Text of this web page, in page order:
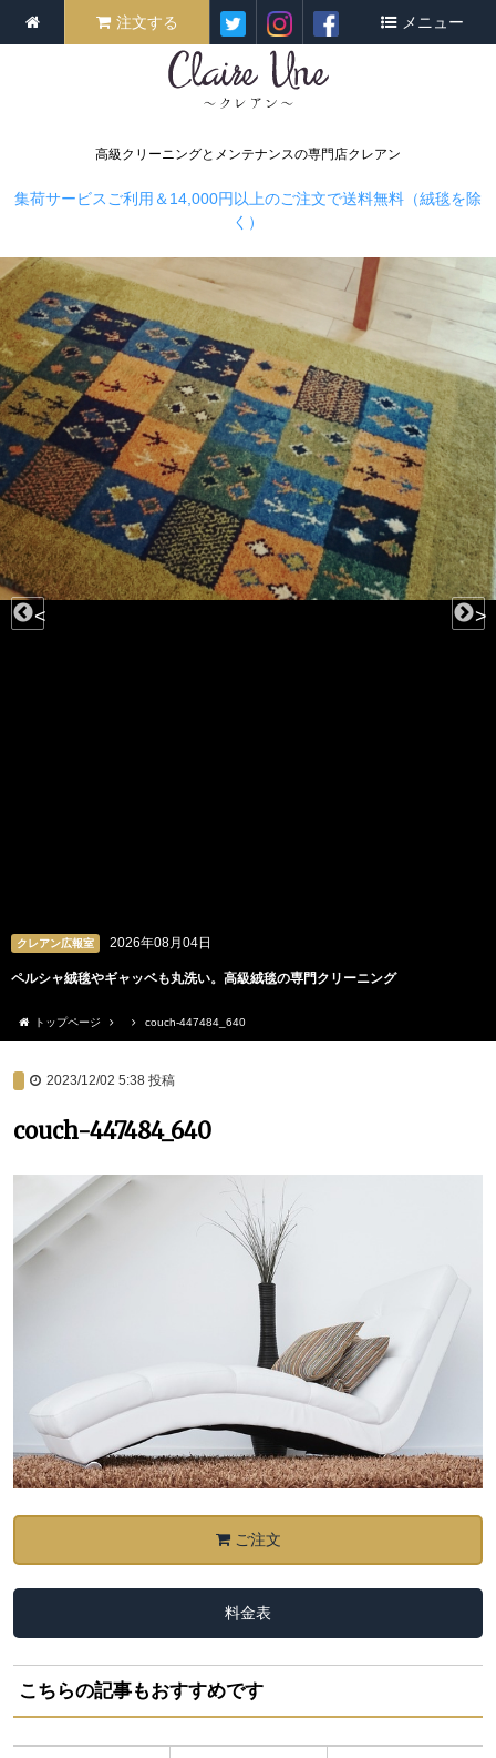
高級クリーニングとメンテナンスの専門店クレアン
注文する メニュー
集荷サービスご利用＆14,000円以上のご注文で送料無料（絨毯を除
く）
クレアン広報室 2026年08月04日
ペルシャ絨毯やギャッベも丸洗い。高級絨毯の専門クリーニング
< >
トップページ couch-447484_640
2023/12/02 5:38 投稿
couch-447484_640
ご注文
料金表
こちらの記事もおすすめです